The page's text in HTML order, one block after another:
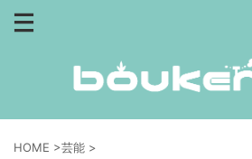
HOME >芸能 >